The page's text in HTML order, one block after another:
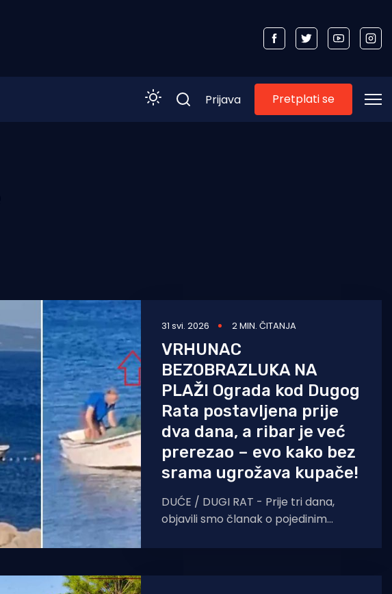
Prijava Pretplati se
31 svi. 2026 2 MIN. ČITANJA
VRHUNAC
BEZOBRAZLUKA NA
PLAŽI Ograda kod Dugog
Rata postavljena prije
dva dana, a ribar je već
prerezao – evo kako bez
srama ugrožava kupače!
DUĆE / DUGI RAT - Prije tri dana,
objavili smo članak o pojedinim
pravila, pa plove i